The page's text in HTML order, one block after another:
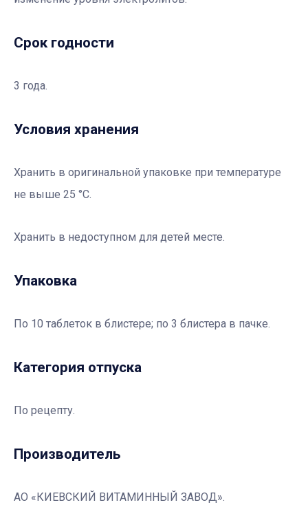
Срок годности
3 года.
Условия хранения
Хранить в оригинальной упаковке при температуре
не выше 25 °C.
Хранить в недоступном для детей месте.
Упаковка
По 10 таблеток в блистере; по 3 блистера в пачке.
Категория отпуска
По рецепту.
Производитель
АО «КИЕВСКИЙ ВИТАМИННЫЙ ЗАВОД».